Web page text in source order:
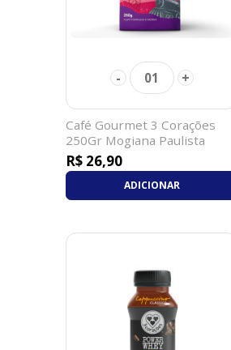
- 01 +
Café Gourmet 3 Corações
250Gr Mogiana Paulista
R$ 26,90
ADICIONAR